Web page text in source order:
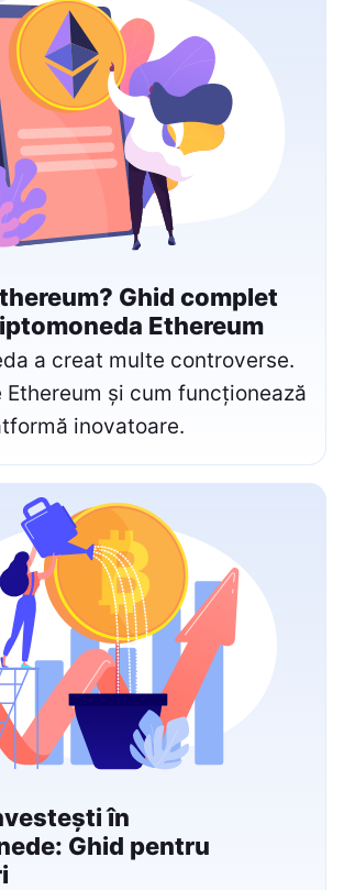
Ghid complet
Ethereum
a creat multe controverse.
Ethereum și cum funcționează
inovatoare.
în
Ghid pentru